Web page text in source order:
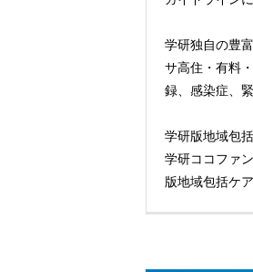
学研独自の豊
サ高住・有料
録、感染症、
学研版地域包
学研ココファ
版地域包括ケ